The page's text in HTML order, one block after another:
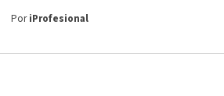
PoriProfesional